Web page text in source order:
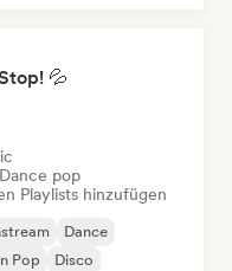
💦
Dance pop
Playlists hinzufügen
Dance
Pop
Disco